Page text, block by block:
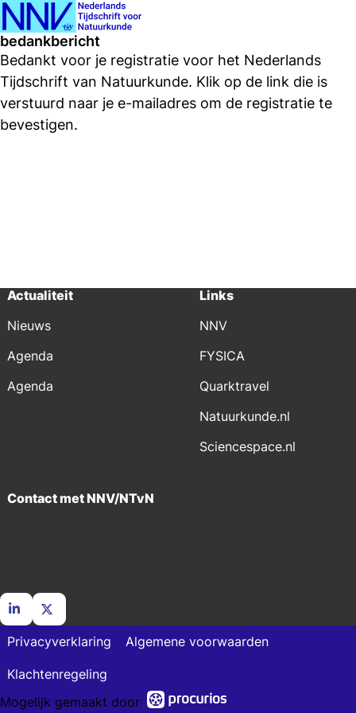
bedankbericht
Bedankt voor je registratie voor het Nederlands
Tijdschrift van Natuurkunde. Klik op de link die is
verstuurd naar je e-mailadres om de registratie te
bevestigen.
Actualiteit
Nieuws
Agenda
Agenda
Links
NNV
FYSICA
Quarktravel
Natuurkunde.nl
Sciencespace.nl
Contact met NNV/NTvN
Ga
LinkedIn
naar
X
Privacyverklaring Algemene voorwaarden
Klachtenregeling
Mogelijk gemaakt door